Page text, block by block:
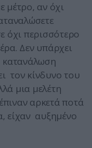
μέτρο, αν όχι
όχι περισσότερο
Δεν υπάρχει
κατανάλωση
τον κίνδυνο του
μια μελέτη
αρκετά ποτά
είχαν αυξημένο